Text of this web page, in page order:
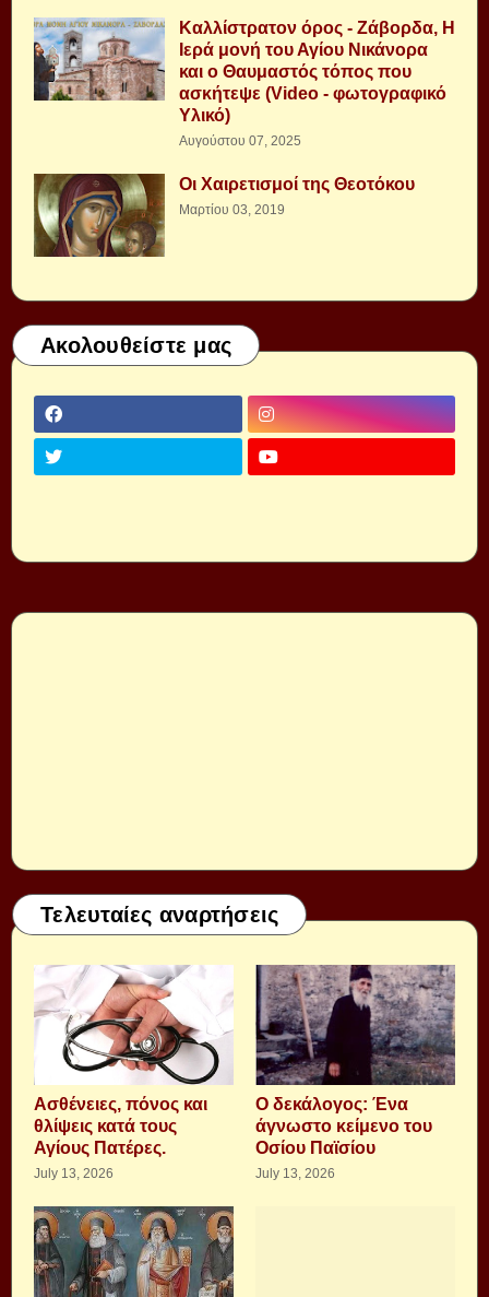
Καλλίστρατον όρος - Ζάβορδα, Η
Ιερά μονή του Αγίου Νικάνορα
και ο Θαυμαστός τόπος που
ασκήτεψε (Video - φωτογραφικό
Υλικό)
Αυγούστου 07, 2025
Οι Χαιρετισμοί της Θεοτόκου
Μαρτίου 03, 2019
Ακολουθείστε μας
Τελευταίες αναρτήσεις
Aσθένειες, πόνος και
θλίψεις κατά τους
Αγίους Πατέρες.
July 13, 2026
Ο δεκάλογος: Ένα
άγνωστο κείμενο του
Οσίου Παϊσίου
July 13, 2026